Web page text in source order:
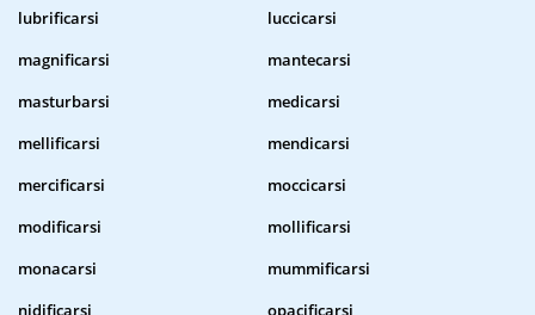
lubrificarsi
luccicarsi
magnificarsi
mantecarsi
masturbarsi
medicarsi
mellificarsi
mendicarsi
mercificarsi
moccicarsi
modificarsi
mollificarsi
monacarsi
mummificarsi
nidificarsi
opacificarsi